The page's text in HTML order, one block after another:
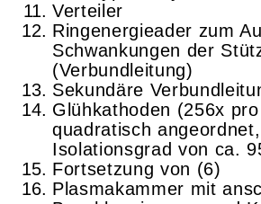
Verteiler
Ringenergieader zum
Schwankungen der
(Verbundleitung)
Sekundäre
Glühkathoden (256x
quadratisch
Isolationsgrad von ca.
Fortsetzung von (6)
Plasmakammer mit